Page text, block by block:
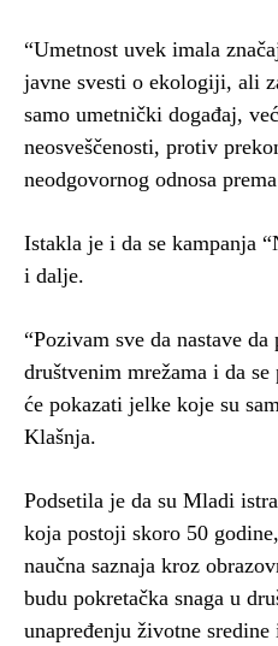
“Umetnost uvek imala
javne svesti o ekologiji, ali
samo umetnički događaj,
neosveščenosti, protiv
neodgovornog odnosa
Istakla je i da se kampanja
i dalje.
“Pozivam sve da nastave da
društvenim mrežama i da
će pokazati jelke koje su
Klašnja.
Podsetila je da su Mladi
koja postoji skoro 50
naučna saznaja kroz
budu pokretačka snaga u
unapređenju životne